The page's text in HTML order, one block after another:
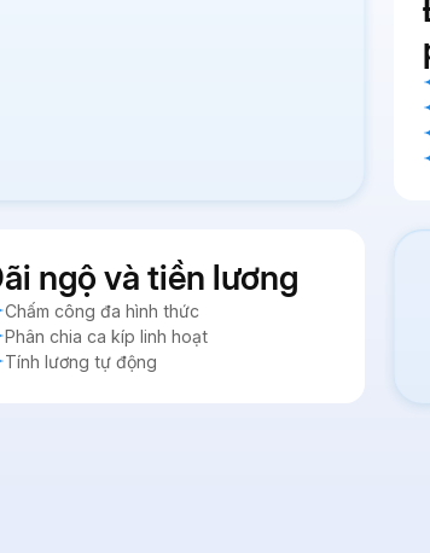
ngộ và tiền lương
Chấm công đa hình thức
Phân chia ca kíp linh hoạt
Tính lương tự động